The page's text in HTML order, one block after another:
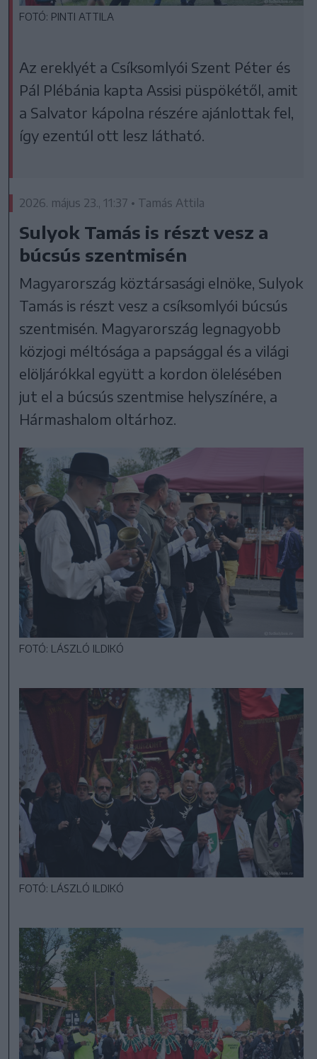
FOTÓ: PINTI ATTILA
Az ereklyét a Csíksomlyói Szent Péter és
Pál Plébánia kapta Assisi püspökétől, amit
a Salvator kápolna részére ajánlottak fel,
így ezentúl ott lesz látható.
2026. május 23., 11:37 • Tamás Attila
Sulyok Tamás is részt vesz a
búcsús szentmisén
Magyarország köztársasági elnöke, Sulyok
Tamás is részt vesz a csíksomlyói búcsús
szentmisén. Magyarország legnagyobb
közjogi méltósága a papsággal és a világi
elöljárókkal együtt a kordon ölelésében
jut el a búcsús szentmise helyszínére, a
Hármashalom oltárhoz.
FOTÓ: LÁSZLÓ ILDIKÓ
FOTÓ: LÁSZLÓ ILDIKÓ